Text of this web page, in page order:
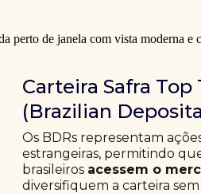
Carteira Safra Top
(Brazilian
Os BDRs representam
estrangeiras, permitindo
brasileiros acessem o
diversifiquem a carteira